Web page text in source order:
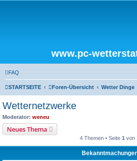
www.pc-
FAQ
STARTSEITE Foren-Übersicht Wetter Dinge
Wetternetzwerke
Moderator: weneu
Neues Thema
4 Themen • Seite 1 von